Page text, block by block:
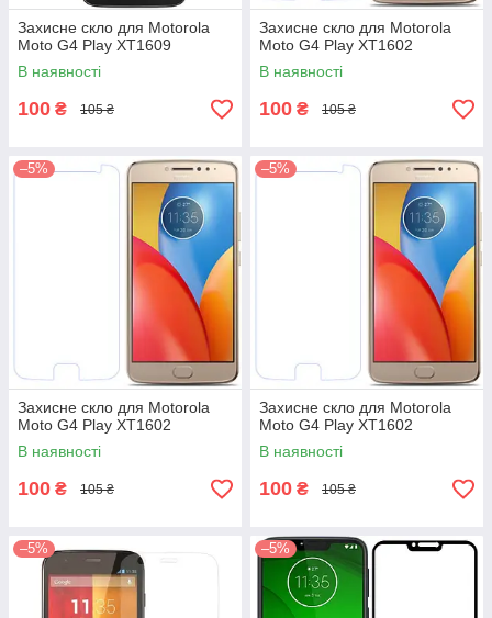
Захисне скло для Motorola
Moto G4 Play XT1609
В наявності
100 ₴ 105 ₴
Захисне скло для Motorola
Moto G4 Play XT1602
В наявності
100 ₴ 105 ₴
–5%
Захисне скло для Motorola
Moto G4 Play XT1602
В наявності
100 ₴ 105 ₴
–5%
Захисне скло для Motorola
Moto G4 Play XT1602
В наявності
100 ₴ 105 ₴
–5% –5%